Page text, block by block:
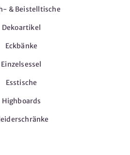
& Beistelltische
Dekoartikel
Eckbänke
Einzelsessel
Esstische
Highboards